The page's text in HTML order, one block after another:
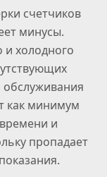
счетчиков
минусы.
холодного
как минимум
и
пропадает